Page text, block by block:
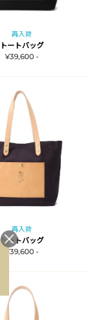
再入荷
トートバッグ
¥39,600 -
再入荷
トートバッグ
¥39,600 -